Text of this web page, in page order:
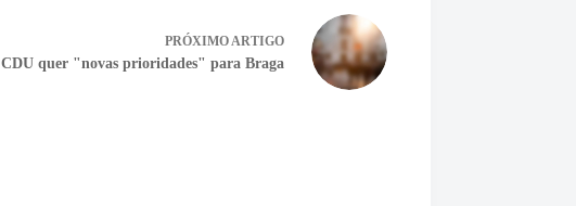
PRÓXIMOARTIGO
CDU quer "novas prioridades" para Braga